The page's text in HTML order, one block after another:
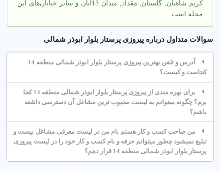
کریم شاهیان, گلستان, مقداد, میدان 13آبان و سایر خیابان‌های این
محله است.
سوالات متداول درباره پیروزی پرستار بلوار ابوذر شمالی
آدرس و تلفن بهترین پیروزی پرستار بلوار ابوذر شمالی منطقه 14
کجاست و کیست؟
برای بهره مندی از پیروزی پرستار بلوار ابوذر شمالی منطقه 14 کجا
برم؟ چگونه میتوانم به لیست محبوب ترین مشاغل آن دسترسی داشته
باشم؟
من صاحب کسب و کار هستم نام من در لیست معرفی مشاغل نیست و
تبلیغ نمیشود چطور میتوانم حرفه و نام کسب و کار خود را در لیست پیروزی
پرستار بلوار ابوذر شمالی منطقه 14 قرار دهم؟